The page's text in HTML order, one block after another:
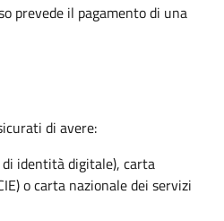
prevede il pagamento di una
di avere:
di identità digitale), carta
o carta nazionale dei servizi